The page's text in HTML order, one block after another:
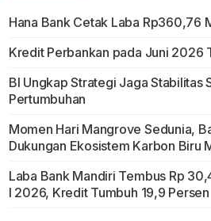
Hana Bank Cetak Laba Rp360,76
Kredit Perbankan pada Juni 2026
BI Ungkap Strategi Jaga Stabilitas
Pertumbuhan
Momen Hari Mangrove Sedunia,
Dukungan Ekosistem Karbon Biru
Laba Bank Mandiri Tembus Rp
I 2026, Kredit Tumbuh 19,9 Persen